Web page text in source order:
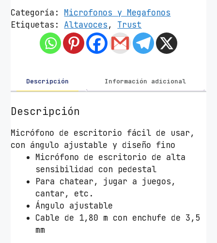
r
ó
o
b
e
m
Categoría: Microfonos y Megafonos
Etiquetas: Altavoces, Trust
Descripción Información adicional
Descripción
Micrófono de escritorio fácil de usar,
con ángulo ajustable y diseño fino
Micrófono de escritorio de alta
sensibilidad con pedestal
Para chatear, jugar a juegos,
cantar, etc.
Ángulo ajustable
Cable de 1,80 m con enchufe de 3,5
mm